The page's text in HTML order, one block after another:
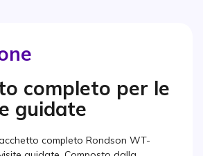
completo per le
guidate
completo Rondson WT-